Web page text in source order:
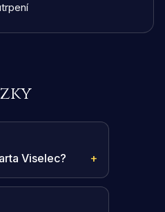
Viselec? +